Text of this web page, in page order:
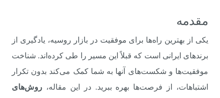
مقدمه
یکی از بهترین راه‌ها برای موفقیت در بازار روسیه، یادگیری از
برندهای ایرانی است که قبلاً این مسیر را طی کرده‌اند. شناخت
موفقیت‌ها و شکست‌های آنها به شما کمک می‌کند بدون تکرار
اشتباهات، از فرصت‌ها بهره ببرید. در این مقاله، روش‌های